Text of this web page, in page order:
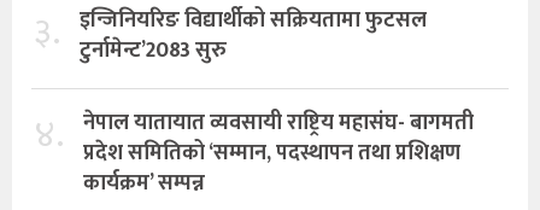
३. इन्जिनियरिङ विद्यार्थीको सक्रियतामा फुटसल
टुर्नामेन्ट’2083 सुरु
४. नेपाल यातायात व्यवसायी राष्ट्रिय महासंघ- बागमती
प्रदेश समितिको ‘सम्मान, पदस्थापन तथा प्रशिक्षण
कार्यक्रम’ सम्पन्न